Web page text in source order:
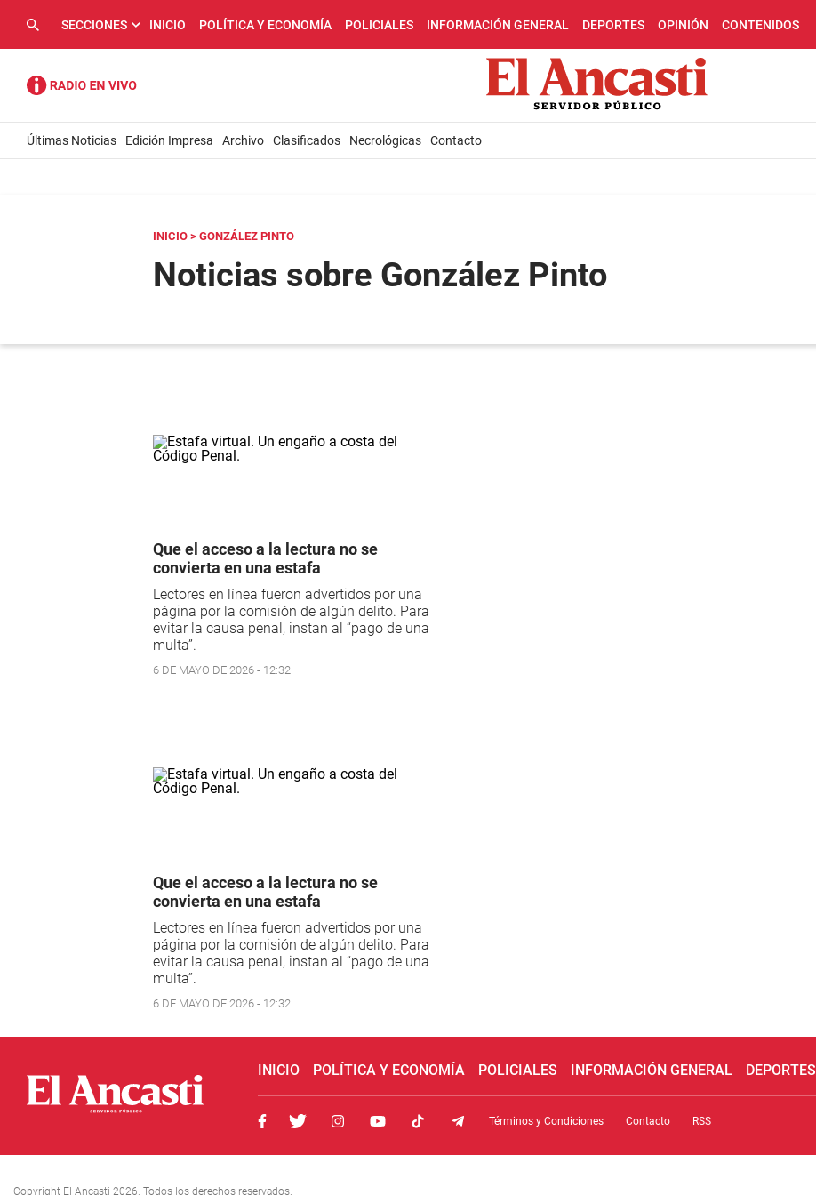
SECCIONES INICIO POLÍTICA Y ECONOMÍA POLICIALES INFORMACIÓN GENERAL DEPORTES OPINIÓN CONTENIDOS
Últimas Noticias Edición Impresa Archivo Clasificados Necrológicas Contacto
INICIO > GONZÁLEZ PINTO
Noticias sobre González Pinto
Que el acceso a la lectura no se
convierta en una estafa
Lectores en línea fueron advertidos por una
página por la comisión de algún delito. Para
evitar la causa penal, instan al “pago de una
multa”.
6 DE MAYO DE 2026 - 12:32
Que el acceso a la lectura no se
convierta en una estafa
Lectores en línea fueron advertidos por una
página por la comisión de algún delito. Para
evitar la causa penal, instan al “pago de una
multa”.
6 DE MAYO DE 2026 - 12:32
INICIO POLÍTICA Y ECONOMÍA POLICIALES INFORMACIÓN GENERAL DEPORTES
Términos y Condiciones Contacto RSS
Copyright El Ancasti 2026. Todos los derechos reservados.